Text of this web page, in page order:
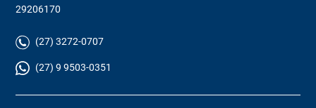
29206170
(27) 3272-0707
(27) 9 9503-0351